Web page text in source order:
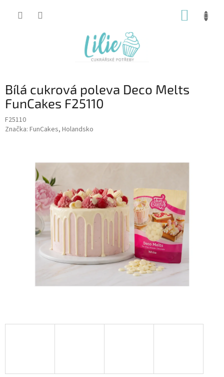
Bílá cukrová poleva Deco Melts
FunCakes F25110
F25110
Značka: FunCakes, Holandsko